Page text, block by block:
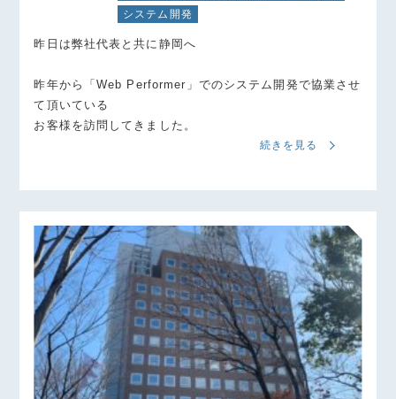
システム開発
昨日は弊社代表と共に静岡へ
昨年から「Web Performer」でのシステム開発で協業させ
て頂いている
お客様を訪問してきました。
続きを見る